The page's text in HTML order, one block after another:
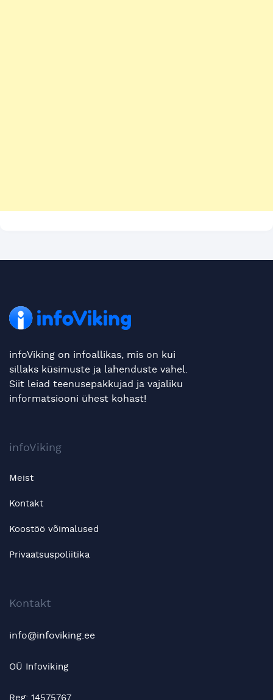
infoViking on infoallikas, mis on kui
sillaks küsimuste ja lahenduste vahel.
Siit leiad teenusepakkujad ja vajaliku
informatsiooni ühest kohast!
infoViking
Meist
Kontakt
Koostöö võimalused
Privaatsuspoliitika
Kontakt
info@infoviking.ee
OÜ Infoviking
Reg: 14575767